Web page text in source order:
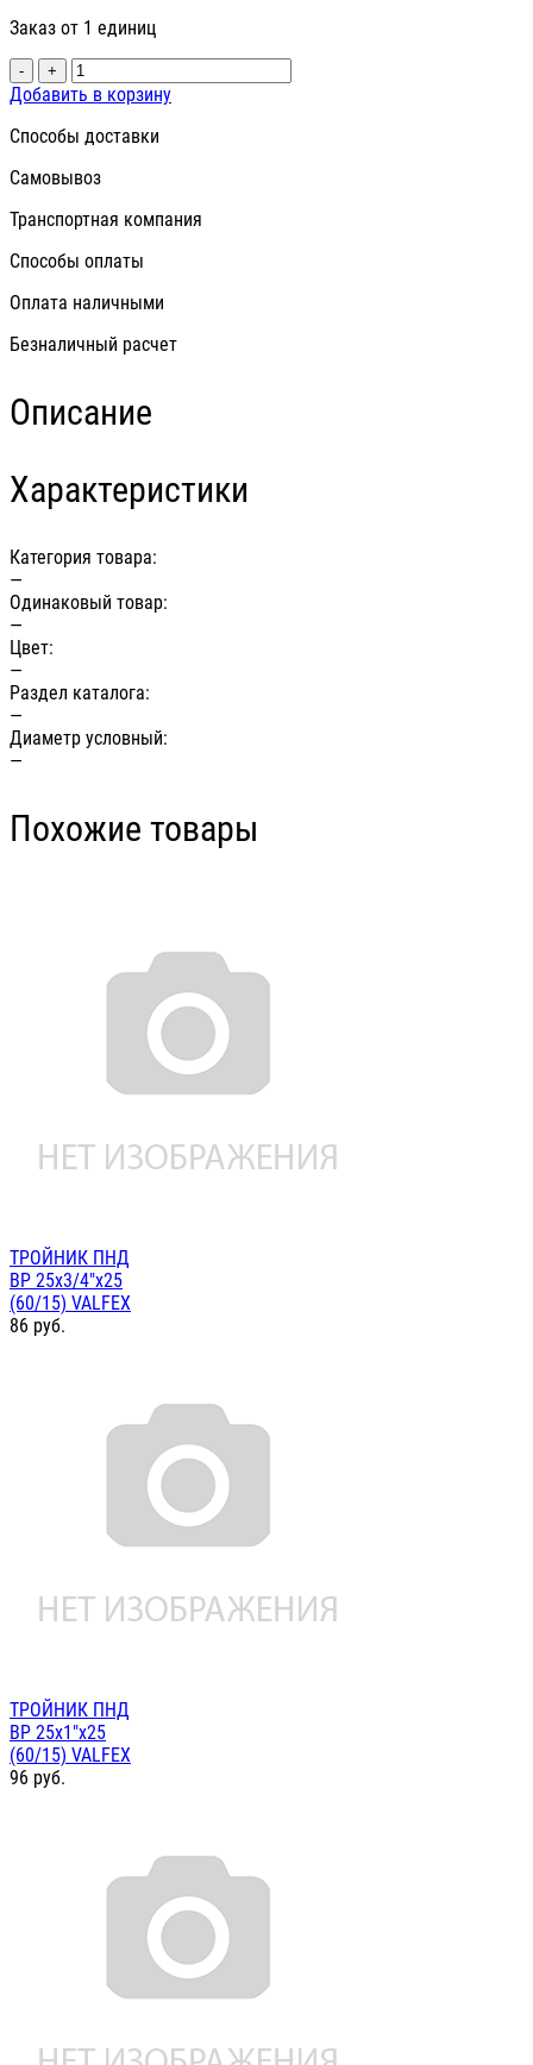
Заказ от 1 единиц
- +
Добавить в корзину
Способы доставки
Самовывоз
Транспортная компания
Способы оплаты
Оплата наличными
Безналичный расчет
Описание
Характеристики
Категория товара:
—
Одинаковый товар:
—
Цвет:
—
Раздел каталога:
—
Диаметр условный:
—
Похожие товары
ТРОЙНИК ПНД
ВР 25х3/4"х25
(60/15) VALFEX
86 руб.
ТРОЙНИК ПНД
ВР 25х1"х25
(60/15) VALFEX
96 руб.